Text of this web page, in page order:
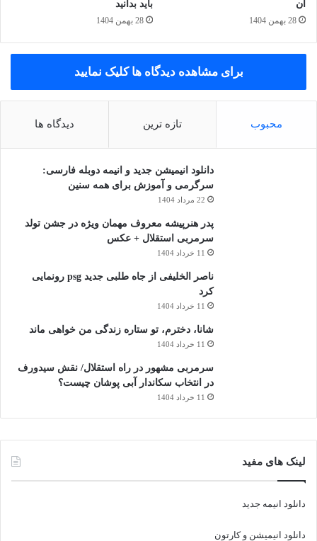
ترکیب پیشنهادی برای هفته
سه‌شنبه: اوتمیل + دارچین + گردو
چهارشنبه: ماست یونانی + میوه فصل
پنجشنبه: اسموتی سبز با پودر پروتئین
شنبه: تخم‌مرغ + آووکادو
یکشنبه: اوتمیل + توت‌فرنگی + بادام
ناشتا سالم و مناسب:
متابولیسم رو فعال می‌کنه
کمک می‌کنه لاغر بمونی و صبح پرانرژی باشی
آن
28 بهمن 1404
باید بدانید
28 بهمن 1404
برای مشاهده دیدگاه ها کلیک نمایید
محبوب تازه ترین دیدگاه ها
دانلود انیمیشن جدید و انیمه دوبله فارسی:
سرگرمی و آموزش برای همه سنین
22 مرداد 1404
پدر هنرپیشه معروف مهمان ویژه در جشن تولد
سرمربی استقلال + عکس
11 خرداد 1404
ناصر الخلیفی از جاه طلبی جدید psg رونمایی
کرد
11 خرداد 1404
شانا، دخترم، تو ستاره زندگی من خواهی ماند
11 خرداد 1404
سرمربی مشهور در راه استقلال/ نقش سیدورف
در انتخاب سکاندار آبی پوشان چیست؟
11 خرداد 1404
لینک های مفید
دانلود انیمه جدید
دانلود انیمیشن و کارتون